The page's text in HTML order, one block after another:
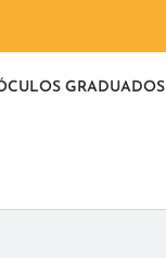
GRADUADOS